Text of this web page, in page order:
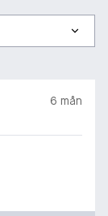
6 mån